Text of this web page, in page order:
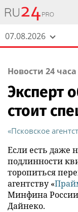
07.08.2026
Новости 24 часа
Эксперт
стоит
«Псковское
Если есть даже
подлинности
торопиться
агентству «
Минфина
Дайнеко.